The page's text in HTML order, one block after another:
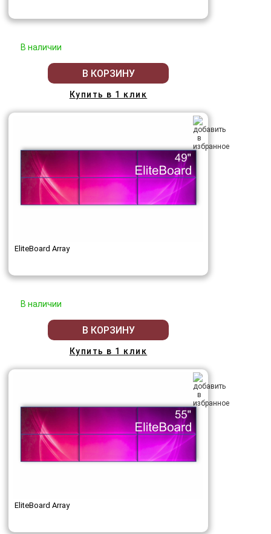
В наличии
В КОРЗИНУ
Купить в 1 клик
EliteBoard Array
В наличии
В КОРЗИНУ
Купить в 1 клик
EliteBoard Array